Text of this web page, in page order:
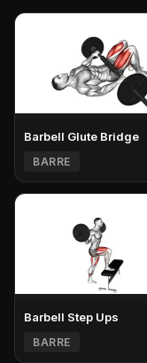
Barbell Glute Bridge
BARRE
Barbell Step Ups
BARRE